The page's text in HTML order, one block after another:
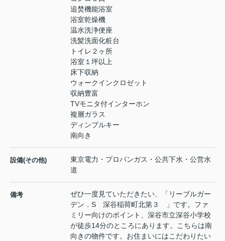
追焚機能浴室
浴室乾燥機
温水洗浄便座
洗髪洗面化粧台
トイレ２ヶ所
浴室１坪以上
床下収納
ウォークインクロゼット
収納豊富
TVモニタ付インターホン
複層ガラス
ディンプルキー
南向き
設備(その他)
東京電力・プロパンガス・公共下水・公営水
道
備考
ぜひ一度見ていただきたい、「リーブルガー
デン．S 深谷稲荷町北第３ 」です。ファ
ミリー向けのポイント、深谷市立深谷小学校
が徒歩14分のところにあります。こちらは南
向きの物件です。お住まいにはこだわりたい